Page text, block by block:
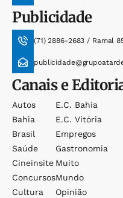
Publicidade
(71) 2886-2683 / Ramal
Canais e
Autos
Bahia
Brasil
Saúde
Cineinsite
Concursos
Cultura
E.c. Bahia
E.c. Vitória
Empregos
Gastronomia
Muito
Mundo
Opinião